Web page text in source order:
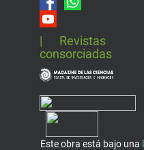
| Revistas
consorciadas
Este obra está bajo una